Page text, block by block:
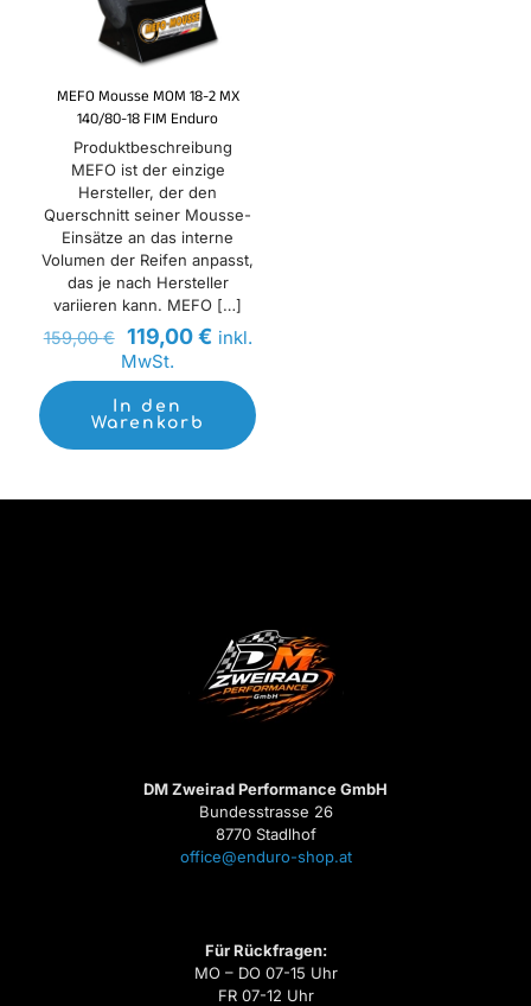
MEFO Mousse MOM 18-2 MX
140/80-18 FIM Enduro
Produktbeschreibung
MEFO ist der einzige
Hersteller, der den
Querschnitt seiner Mousse-
Einsätze an das interne
Volumen der Reifen anpasst,
das je nach Hersteller
variieren kann. MEFO […]
159,00€
Ursprünglicher
Preis
war:
159,00 €
119,00€Aktueller
ist:
119,00 €.
inkl.
MwSt.
In den
Warenkorb
DM Zweirad Performance GmbH
Bundesstrasse 26
8770 Stadlhof
office@enduro-shop.at
Für Rückfragen:
MO – DO 07-15 Uhr
FR 07-12 Uhr